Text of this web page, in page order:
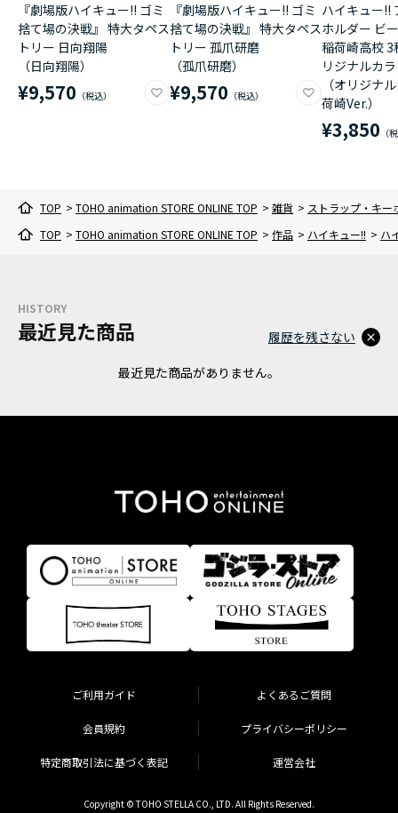
『劇場版ハイキュー!! ゴミ
捨て場の決戦』 特大タペス
トリー 日向翔陽
（日向翔陽）
¥9,570
『劇場版ハイキュー!! ゴミ
捨て場の決戦』 特大タペス
トリー 孤爪研磨
（孤爪研磨）
¥9,570
ハイキュー!!
ホルダー ビ
稲荷崎高校
リジナルカ
（オリジナ
荷崎Ver.）
¥3,850
TOP > TOHO animation STORE ONLINE TOP > 雑貨 > ストラップ・キー
TOP > TOHO animation STORE ONLINE TOP > 作品 > ハイキュー!! > ハ
HISTORY
最近見た商品
最近見た商品がありません。
履歴を残さない
ご利用ガイド よくあるご質問
会員規約 プライバシーポリシー
特定商取引法に基づく表記 運営会社
Copyright © TOHO STELLA CO., LTD. All Rights Reserved.